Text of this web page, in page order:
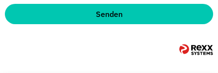
Senden